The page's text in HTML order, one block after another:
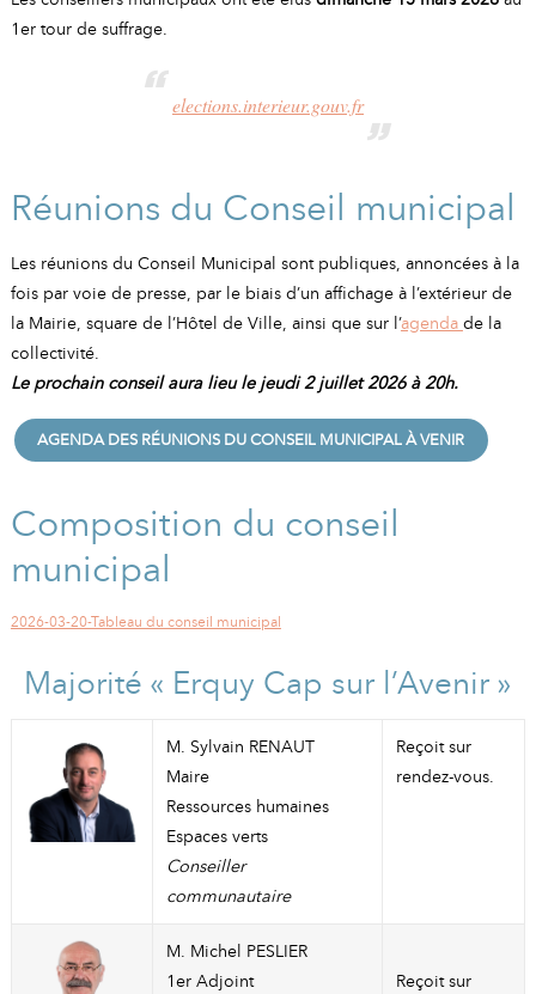
1er tour de suffrage.
elections.interieur.gouv.fr
Réunions du Conseil municipal
Les réunions du Conseil Municipal sont publiques, annoncées à la
fois par voie de presse, par le biais d’un affichage à l’extérieur de
la Mairie, square de l’Hôtel de Ville, ainsi que sur l’agenda de la
collectivité.
Le prochain conseil aura lieu le jeudi 2 juillet 2026 à 20h.
AGENDA DES RÉUNIONS DU CONSEIL MUNICIPAL À VENIR
Composition du conseil
municipal
2026-03-20-Tableau du conseil municipal
Majorité « Erquy Cap sur l’Avenir »
M. Sylvain RENAUT
Maire
Ressources humaines
Espaces verts
Conseiller
communautaire
Reçoit sur
rendez-vous.
M. Michel PESLIER
1er Adjoint
Reçoit sur